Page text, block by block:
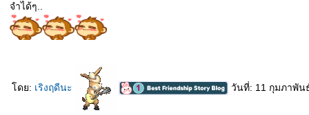
จำได้ๆ..
ดย: เริงฤดีนะ วันที่: 11 กุมภาพัน